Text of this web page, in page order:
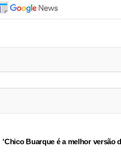
'Chico Buarque é a melhor versão